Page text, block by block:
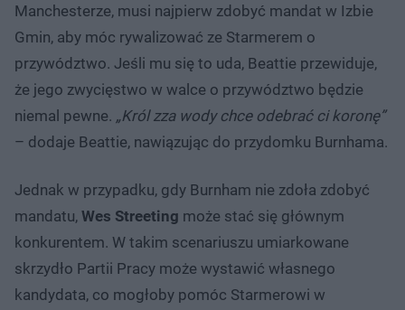
Manchesterze, musi najpierw zdobyć mandat w Izbie
Gmin, aby móc rywalizować ze Starmerem o
przywództwo. Jeśli mu się to uda, Beattie przewiduje,
że jego zwycięstwo w walce o przywództwo będzie
niemal pewne. „Król zza wody chce odebrać ci koronę”
– dodaje Beattie, nawiązując do przydomku Burnhama.
Jednak w przypadku, gdy Burnham nie zdoła zdobyć
mandatu, Wes Streeting może stać się głównym
konkurentem. W takim scenariuszu umiarkowane
skrzydło Partii Pracy może wystawić własnego
kandydata, co mogłoby pomóc Starmerowi w